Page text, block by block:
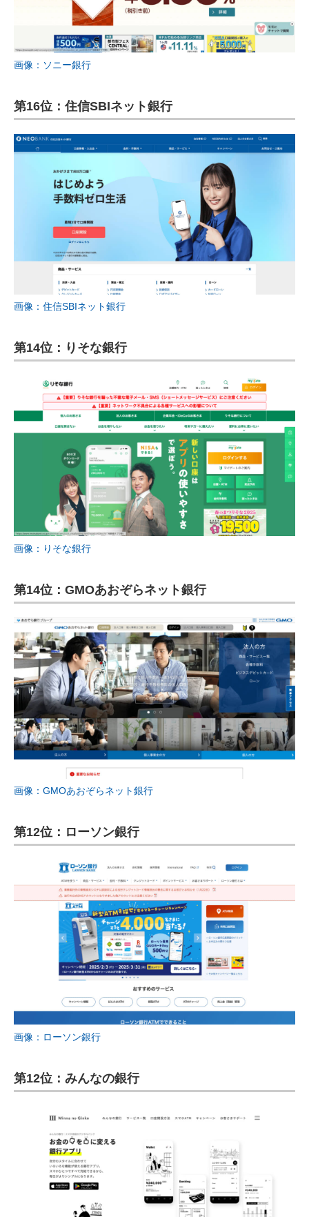
画像：ソニー銀行
第16位：住信SBIネット銀行
画像：住信SBIネット銀行
第14位：りそな銀行
画像：りそな銀行
第14位：GMOあおぞらネット銀行
画像：GMOあおぞらネット銀行
第12位：ローソン銀行
画像：ローソン銀行
第12位：みんなの銀行